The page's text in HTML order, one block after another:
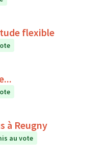
flexible
à Reugny
au vote